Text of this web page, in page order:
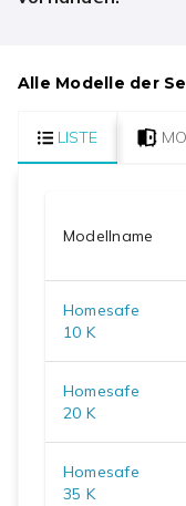
Alle Modelle der
LISTE
Modellname
Homesafe
10 K
Homesafe
20 K
Homesafe
35 K